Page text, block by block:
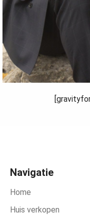
Navigatie
Home
Huis verkopen